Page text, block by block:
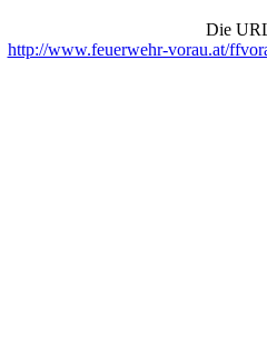
Die
http://www.feuerwehr-vorau.at/